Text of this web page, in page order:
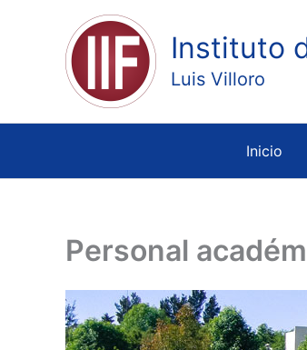
contenido
Instituto
Luis Villoro
Inicio
Personal